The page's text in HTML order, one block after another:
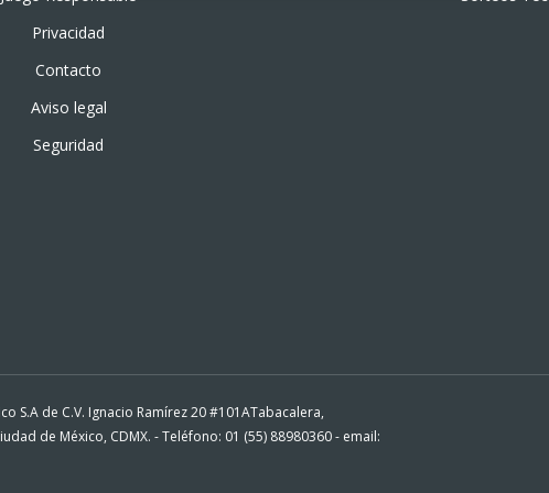
Privacidad
Contacto
Aviso legal
Seguridad
S.A de C.V. Ignacio Ramírez 20 #101ATabacalera,
de México, CDMX. - Teléfono: 01 (55) 88980360 - email: